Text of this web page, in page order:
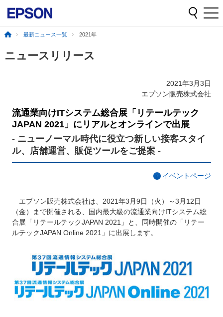
最新ニュース一覧 2021年
ニュースリリース
2021年3月3日
エプソン販売株式会社
流通業向けITシステム総合展「リテールテック
JAPAN 2021」にリアルとオンラインで出展
- ニューノーマル時代に役立つ新しい接客スタイ
ル、店舗運営、販促ツールをご提案 -
イベントページ
エプソン販売株式会社は、2021年3月9日（火）～3月12日
（金）まで開催される、国内最大級の流通業向けITシステム総
合展「リテールテックJAPAN 2021」と、同時開催の「リテー
ルテックJAPAN Online 2021」に出展します。